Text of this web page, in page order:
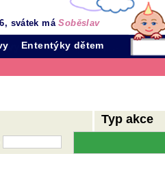
svátek máSoběslav
Ententýky dětem
Typ akce